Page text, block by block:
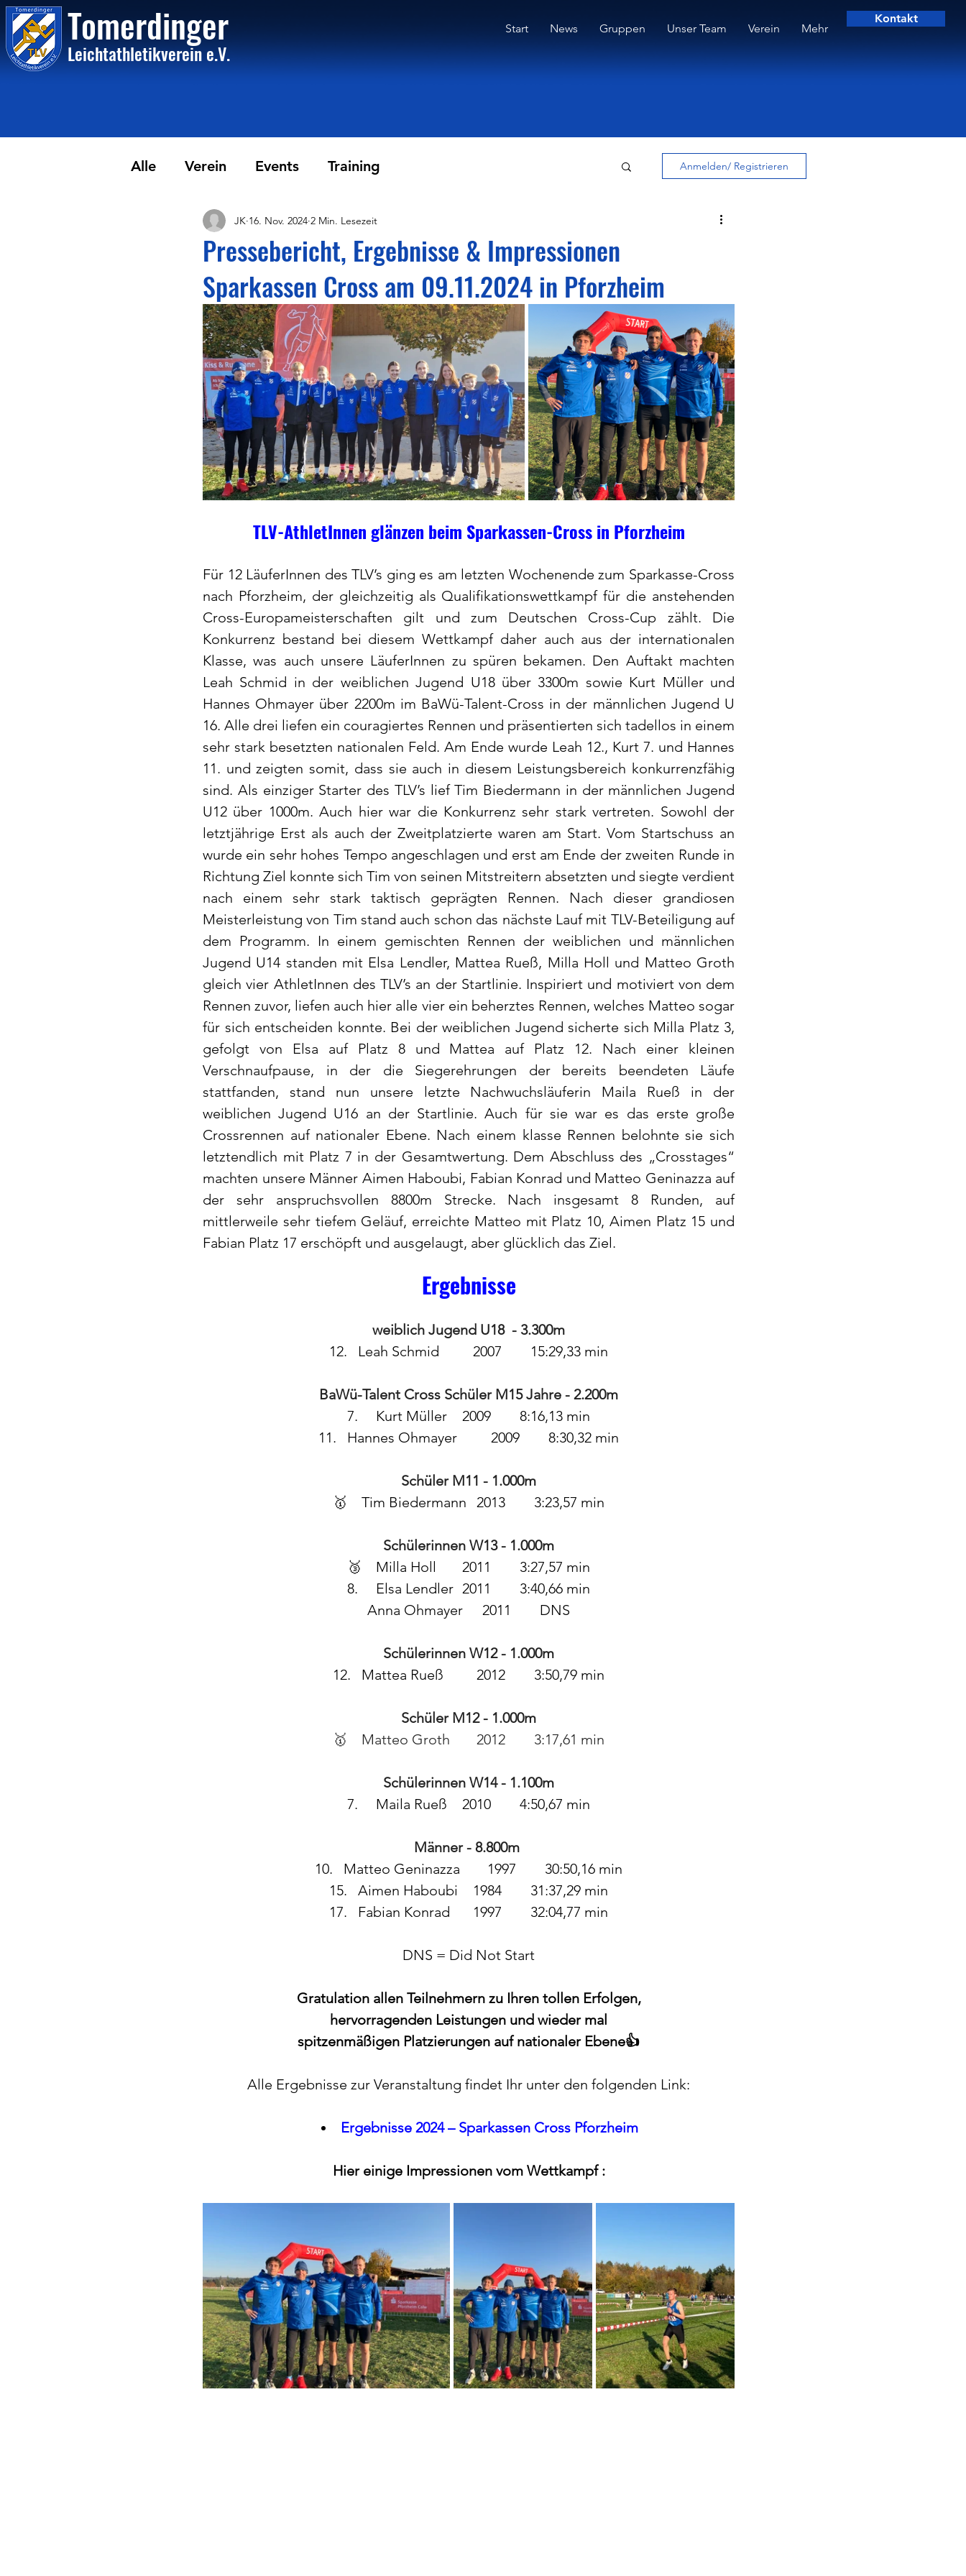
Tomerdinger
Leichtathletikvereine.V.
Start News Gruppen Unser Team Verein Mehr
Kontakt
Alle Verein Events Training Anmelden/ Registrieren
Pressebericht, Ergebnisse & Impressionen
Sparkassen Cross am 09.11.2024 in Pforzheim
JK 16. Nov. 2024 2 Min. Lesezeit
TLV-AthletInnen glänzen beim Sparkassen-Cross in Pforzheim
Für 12 LäuferInnen des TLV’s ging es am letzten Wochenende zum Sparkasse-Cross
nach Pforzheim, der gleichzeitig als Qualifikationswettkampf für die anstehenden
Cross-Europameisterschaften gilt und zum Deutschen Cross-Cup zählt. Die
Konkurrenz bestand bei diesem Wettkampf daher auch aus der internationalen
Klasse, was auch unsere LäuferInnen zu spüren bekamen. Den Auftakt machten
Leah Schmid in der weiblichen Jugend U18 über 3300m sowie Kurt Müller und
Hannes Ohmayer über 2200m im BaWü-Talent-Cross in der männlichen Jugend U
16. Alle drei liefen ein couragiertes Rennen und präsentierten sich tadellos in einem
sehr stark besetzten nationalen Feld. Am Ende wurde Leah 12., Kurt 7. und Hannes
11. und zeigten somit, dass sie auch in diesem Leistungsbereich konkurrenzfähig
sind. Als einziger Starter des TLV’s lief Tim Biedermann in der männlichen Jugend
U12 über 1000m. Auch hier war die Konkurrenz sehr stark vertreten. Sowohl der
letztjährige Erst als auch der Zweitplatzierte waren am Start. Vom Startschuss an
wurde ein sehr hohes Tempo angeschlagen und erst am Ende der zweiten Runde in
Richtung Ziel konnte sich Tim von seinen Mitstreitern absetzten und siegte verdient
nach einem sehr stark taktisch geprägten Rennen. Nach dieser grandiosen
Meisterleistung von Tim stand auch schon das nächste Lauf mit TLV-Beteiligung auf
dem Programm. In einem gemischten Rennen der weiblichen und männlichen
Jugend U14 standen mit Elsa Lendler, Mattea Rueß, Milla Holl und Matteo Groth
gleich vier AthletInnen des TLV’s an der Startlinie. Inspiriert und motiviert von dem
Rennen zuvor, liefen auch hier alle vier ein beherztes Rennen, welches Matteo sogar
für sich entscheiden konnte. Bei der weiblichen Jugend sicherte sich Milla Platz 3,
gefolgt von Elsa auf Platz 8 und Mattea auf Platz 12. Nach einer kleinen
Verschnaufpause, in der die Siegerehrungen der bereits beendeten Läufe
stattfanden, stand nun unsere letzte Nachwuchsläuferin Maila Rueß in der
weiblichen Jugend U16 an der Startlinie. Auch für sie war es das erste große
Crossrennen auf nationaler Ebene. Nach einem klasse Rennen belohnte sie sich
letztendlich mit Platz 7 in der Gesamtwertung. Dem Abschluss des „Crosstages“
machten unsere Männer Aimen Haboubi, Fabian Konrad und Matteo Geninazza auf
der sehr anspruchsvollen 8800m Strecke. Nach insgesamt 8 Runden, auf
mittlerweile sehr tiefem Geläuf, erreichte Matteo mit Platz 10, Aimen Platz 15 und
Fabian Platz 17 erschöpft und ausgelaugt, aber glücklich das Ziel.
Ergebnisse
weiblich Jugend U18  - 3.300m
12.	Leah Schmid		2007	15:29,33 min
BaWü-Talent Cross Schüler M15 Jahre - 2.200m
7.	Kurt Müller	2009	8:16,13 min
11.	Hannes Ohmayer		2009	8:30,32 min
Schüler M11 - 1.000m
🥇	Tim Biedermann	2013	3:23,57 min
Schülerinnen W13 - 1.000m
🥉	Milla Holl	2011	3:27,57 min
8.	Elsa Lendler 	2011	3:40,66 min
Anna Ohmayer	2011	DNS
Schülerinnen W12 - 1.000m
12.	Mattea Rueß		2012	3:50,79 min
Schüler M12 - 1.000m
🥇	Matteo Groth 	2012	3:17,61 min
Schülerinnen W14 - 1.100m
7.	Maila Rueß	2010	4:50,67 min
Männer - 8.800m
10.	Matteo Geninazza 	1997	30:50,16 min
15.	Aimen Haboubi	1984	31:37,29 min
17.	Fabian Konrad	1997	32:04,77 min
DNS = Did Not Start
Gratulation allen Teilnehmern zu Ihren tollen Erfolgen,
hervorragenden Leistungen und wieder mal
spitzenmäßigen Platzierungen auf nationaler Ebene👍
Alle Ergebnisse zur Veranstaltung findet Ihr unter den folgenden Link:
Ergebnisse 2024 – Sparkassen Cross Pforzheim
Hier einige Impressionen vom Wettkampf :